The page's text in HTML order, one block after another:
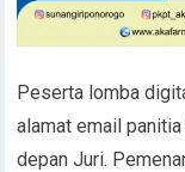
Peserta lomba
alamat email
depan Juri.